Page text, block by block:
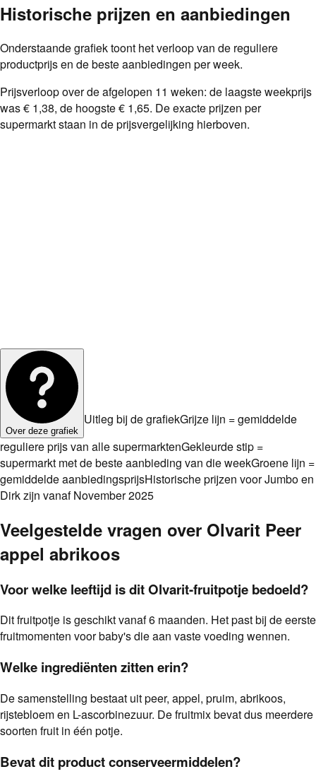
Historische prijzen en aanbiedingen
Onderstaande grafiek toont het verloop van de reguliere
productprijs en de beste aanbiedingen per week.
Prijsverloop over de afgelopen 11 weken: de laagste weekprijs
was€ 1,38, de hoogste€ 1,65. De exacte prijzen per
supermarkt staan in de prijsvergelijking hierboven.
Over deze grafiek
Uitleg bij de grafiekGrijze lijn = gemiddelde
reguliere prijs van alle supermarktenGekleurde stip =
supermarkt met de beste aanbieding van die weekGroene lijn =
gemiddelde aanbiedingsprijsHistorische prijzen voor Jumbo en
Dirk zijn vanaf November 2025
Veelgestelde vragen over Olvarit Peer
appel abrikoos
Voor welke leeftijd is dit Olvarit-fruitpotje bedoeld?
Dit fruitpotje is geschikt vanaf 6 maanden. Het past bij de eerste
fruitmomenten voor baby's die aan vaste voeding wennen.
Welke ingrediënten zitten erin?
De samenstelling bestaat uit peer, appel, pruim, abrikoos,
rijstebloem en L-ascorbinezuur. De fruitmix bevat dus meerdere
soorten fruit in één potje.
Bevat dit product conserveermiddelen?